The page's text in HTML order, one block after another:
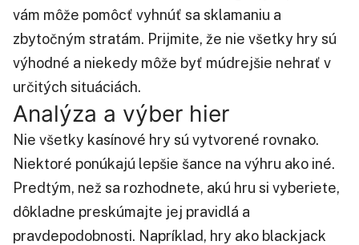
vám môže pomôcť vyhnúť sa sklamaniu a
zbytočným stratám. Prijmite, že nie všetky hry sú
výhodné a niekedy môže byť múdrejšie nehrať v
určitých situáciách.
Analýza a výber hier
Nie všetky kasínové hry sú vytvorené rovnako.
Niektoré ponúkajú lepšie šance na výhru ako iné.
Predtým, než sa rozhodnete, akú hru si vyberiete,
dôkladne preskúmajte jej pravidlá a
pravdepodobnosti. Napríklad, hry ako blackjack